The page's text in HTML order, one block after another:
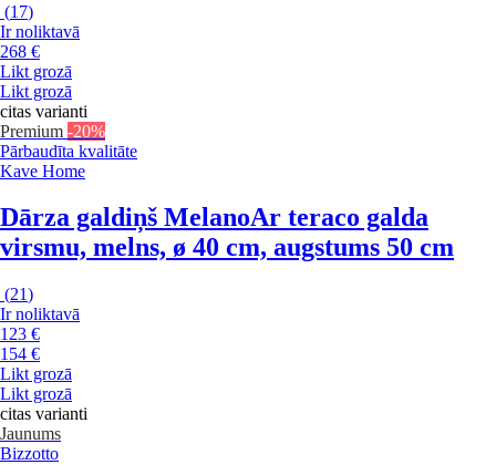
(17)
Ir noliktavā
268 €
Likt grozā
Likt grozā
citas varianti
Premium -20%
Pārbaudīta kvalitāte
Kave Home
Dārza galdiņš MelanoAr teraco galda
virsmu, melns, ø 40 cm, augstums 50 cm
(21)
Ir noliktavā
123 €
154 €
Likt grozā
Likt grozā
citas varianti
Jaunums
Bizzotto